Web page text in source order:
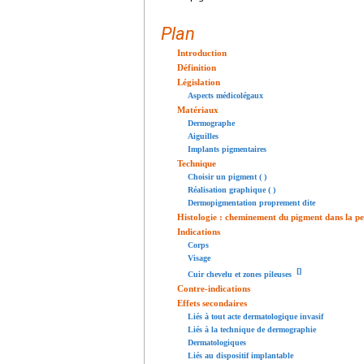
Plan
Introduction
Définition
Législation
Aspects médicolégaux
Matériaux
Dermographe
Aiguilles
Implants pigmentaires
Technique
Choisir un pigment ( )
Réalisation graphique ( )
Dermopigmentation proprement dite
Histologie : cheminement du pigment dans la
Indications
Corps
Visage
Cuir chevelu et zones pileuses []
Contre-indications
Effets secondaires
Liés à tout acte dermatologique invasif
Liés à la technique de dermographie
Dermatologiques
Liés au dispositif implantable